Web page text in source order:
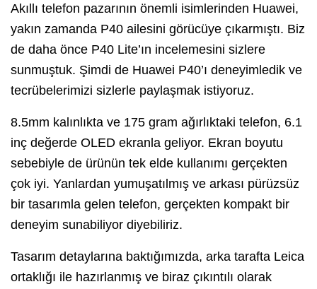
Akıllı telefon pazarının önemli isimlerinden Huawei,
yakın zamanda P40 ailesini görücüye çıkarmıştı. Biz
de daha önce P40 Lite’ın incelemesini sizlere
sunmuştuk. Şimdi de Huawei P40’ı deneyimledik ve
tecrübelerimizi sizlerle paylaşmak istiyoruz.
8.5mm kalınlıkta ve 175 gram ağırlıktaki telefon, 6.1
inç değerde OLED ekranla geliyor. Ekran boyutu
sebebiyle de ürünün tek elde kullanımı gerçekten
çok iyi. Yanlardan yumuşatılmış ve arkası pürüzsüz
bir tasarımla gelen telefon, gerçekten kompakt bir
deneyim sunabiliyor diyebiliriz.
Tasarım detaylarına baktığımızda, arka tarafta Leica
ortaklığı ile hazırlanmış ve biraz çıkıntılı olarak